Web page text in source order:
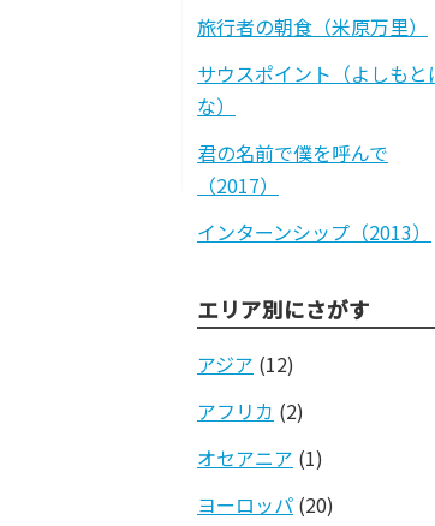
旅行者の朝食（米原万里）
サウスポイント（よしもと
な）
君の名前で僕を呼んで
（2017）
インターンシップ（2013）
エリア別にさがす
アジア (12)
アフリカ (2)
オセアニア (1)
ヨーロッパ (20)